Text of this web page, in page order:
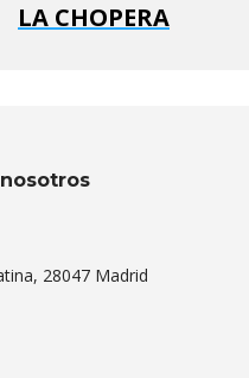
LA CHOPERA
28047 Madrid